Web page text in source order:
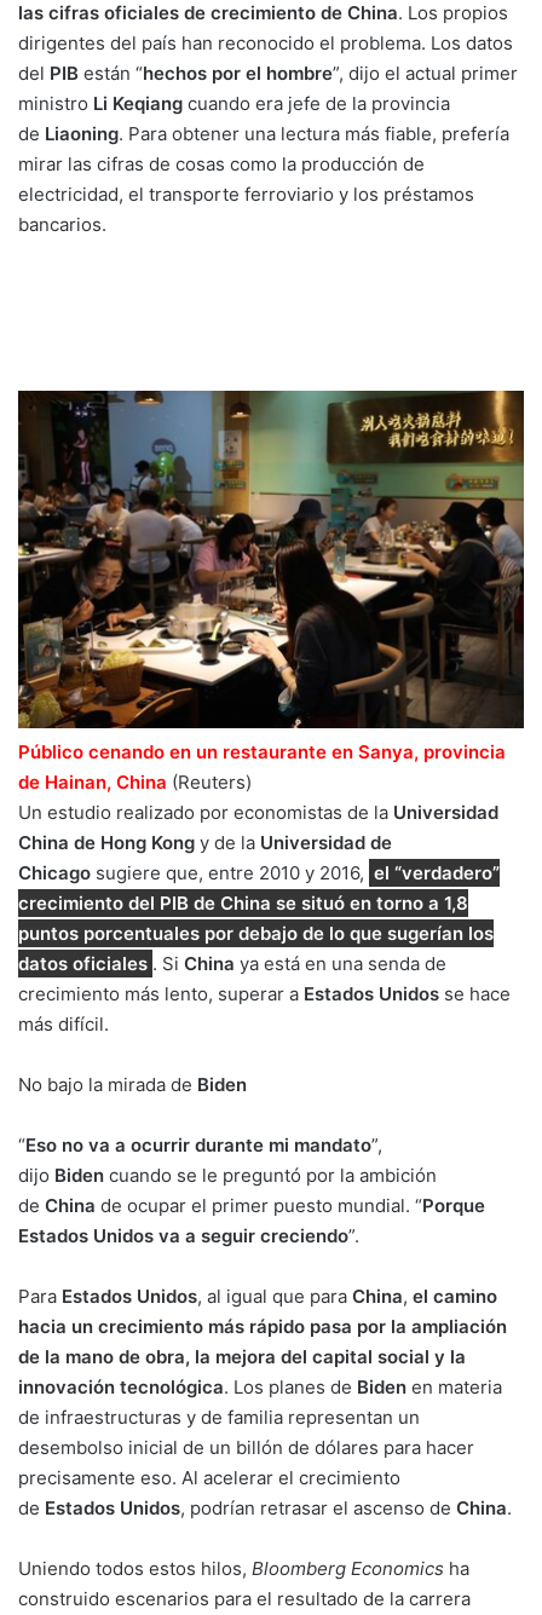
las cifras oficiales de crecimiento de China. Los propios
dirigentes del país han reconocido el problema. Los datos
del PIB están “hechos por el hombre”, dijo el actual primer
ministro Li Keqiang cuando era jefe de la provincia
de Liaoning. Para obtener una lectura más fiable, prefería
mirar las cifras de cosas como la producción de
electricidad, el transporte ferroviario y los préstamos
bancarios.
Público cenando en un restaurante en Sanya, provincia
de Hainan, China (Reuters)
Un estudio realizado por economistas de la Universidad
China de Hong Kong y de la Universidad de
Chicago sugiere que, entre 2010 y 2016, el “verdadero”
crecimiento del PIB de China se situó en torno a 1,8
puntos porcentuales por debajo de lo que sugerían los
datos oficiales . Si China ya está en una senda de
crecimiento más lento, superar a Estados Unidos se hace
más difícil.
No bajo la mirada de Biden
“Eso no va a ocurrir durante mi mandato”,
dijo Biden cuando se le preguntó por la ambición
de China de ocupar el primer puesto mundial. “Porque
Estados Unidos va a seguir creciendo”.
Para Estados Unidos, al igual que para China, el camino
hacia un crecimiento más rápido pasa por la ampliación
de la mano de obra, la mejora del capital social y la
innovación tecnológica. Los planes de Biden en materia
de infraestructuras y de familia representan un
desembolso inicial de un billón de dólares para hacer
precisamente eso. Al acelerar el crecimiento
de Estados Unidos, podrían retrasar el ascenso de China.
Uniendo todos estos hilos, Bloomberg Economics ha
construido escenarios para el resultado de la carrera